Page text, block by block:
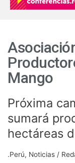
Mango
Próxima
sumará
hectáreas
.Perú, Noticias /
Próxima
de
mango
Perú